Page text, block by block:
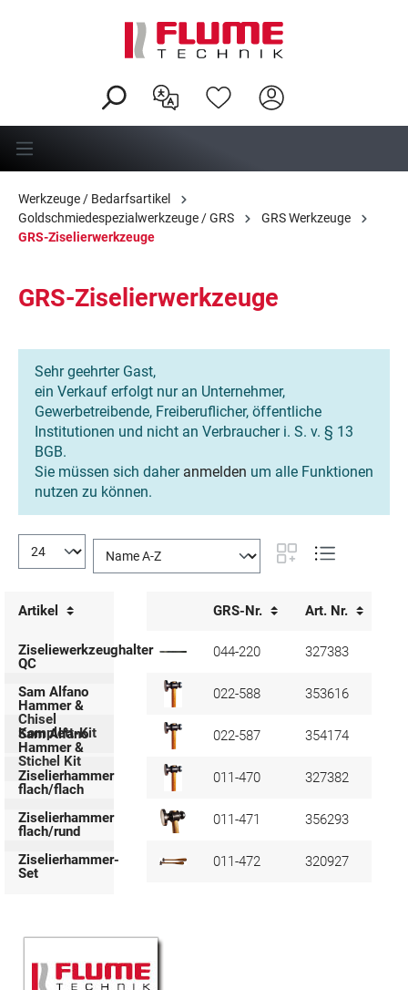
Werkzeuge / Bedarfsartikel
Goldschmiedespezialwerkzeuge / GRS
GRS Werkzeuge
GRS-Ziselierwerkzeuge
GRS-Ziselierwerkzeuge
Sehr geehrter Gast,
ein Verkauf erfolgt nur an Unternehmer,
Gewerbetreibende, Freiberuflicher, öffentliche
Institutionen und nicht an Verbraucher i. S. v. § 13
BGB.
Sie müssen sich daher anmelden um alle Funktionen
nutzen zu können.
Artikel GRS-Nr. Art. Nr.
Ziseliewerkzeughalter
QC
044-220 327383
Sam Alfano
Hammer &
Chisel
Komplett-Kit
022-588 353616
Sam Alfano
Hammer &
Stichel Kit
022-587 354174
Ziselierhammer
flach/flach
011-470 327382
Ziselierhammer
flach/rund
011-471 356293
Ziselierhammer-
Set
011-472 320927